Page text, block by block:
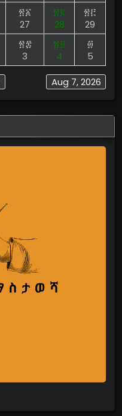
፳፩
27
፳፪
28
፳፫
29
፳፰
3
፳፱
4
፴
5
Aug 7, 2026